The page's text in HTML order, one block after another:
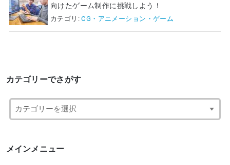
向けたゲーム制作に挑戦しよう！
カテゴリ:CG・アニメーション・ゲーム
カテゴリーでさがす
メインメニュー